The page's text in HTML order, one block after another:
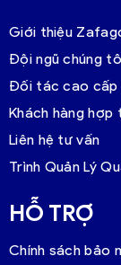
Giới thiệu
Đội ngũ chúng
Đối tác cao cấp
Khách hàng hợp
Liên hệ tư vấn
Trình Quản Lý
HỖ TRỢ
Chính sách bảo